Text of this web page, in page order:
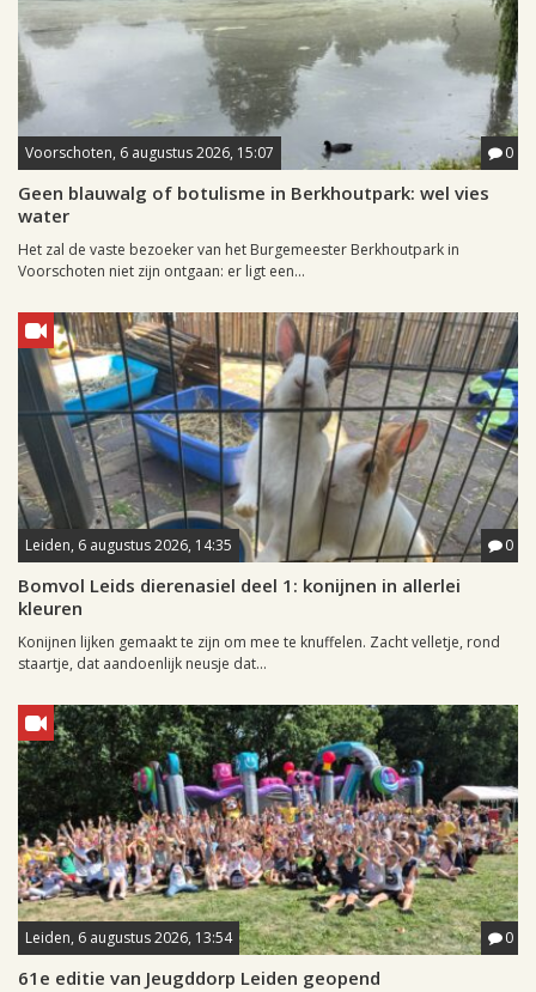
Voorschoten, 6 augustus 2026, 15:07 0
Geen blauwalg of botulisme in Berkhoutpark: wel vies
water
Het zal de vaste bezoeker van het Burgemeester Berkhoutpark in
Voorschoten niet zijn ontgaan: er ligt een...
Leiden, 6 augustus 2026, 14:35 0
Bomvol Leids dierenasiel deel 1: konijnen in allerlei
kleuren
Konijnen lijken gemaakt te zijn om mee te knuffelen. Zacht velletje, rond
staartje, dat aandoenlijk neusje dat...
Leiden, 6 augustus 2026, 13:54 0
61e editie van Jeugddorp Leiden geopend